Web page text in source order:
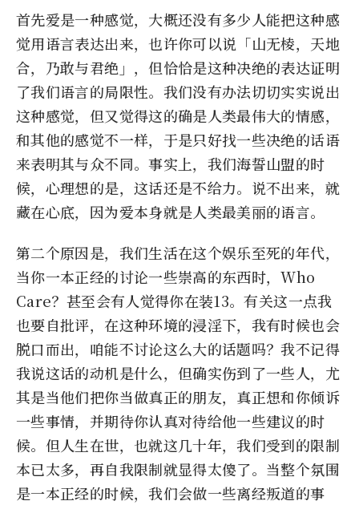
首先爱是一种感觉，大概还没有多少人能把这种感
觉用语言表达出来，也许你可以说「山无棱，天地
合，乃敢与君绝」，但恰恰是这种决绝的表达证明
了我们语言的局限性。我们没有办法切切实实说出
这种感觉，但又觉得这的确是人类最伟大的情感，
和其他的感觉不一样，于是只好找一些决绝的话语
来表明其与众不同。事实上，我们海誓山盟的时
候，心理想的是，这话还是不给力。说不出来，就
藏在心底，因为爱本身就是人类最美丽的语言。
第二个原因是，我们生活在这个娱乐至死的年代，
当你一本正经的讨论一些崇高的东西时，Who
Care？甚至会有人觉得你在装13。有关这一点我
也要自批评，在这种环境的浸淫下，我有时候也会
脱口而出，咱能不讨论这么大的话题吗？我不记得
我说这话的动机是什么，但确实伤到了一些人，尤
其是当他们把你当做真正的朋友，真正想和你倾诉
一些事情，并期待你认真对待给他一些建议的时
候。但人生在世，也就这几十年，我们受到的限制
本已太多，再自我限制就显得太傻了。当整个氛围
是一本正经的时候，我们会做一些离经叛道的事